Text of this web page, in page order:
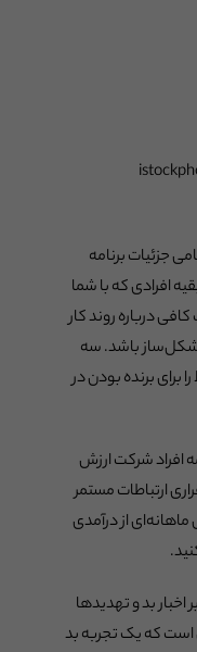
جزئیات برنامه
افرادی که با شما
درباره روند کار
باشد. سه
برای برنده بودن در
افراد شرکت ارزش
ارتباطات مستمر
ماهانه‌ای از درآمدی
اخبار بد و تهدیدها
است که یک تجربه بد